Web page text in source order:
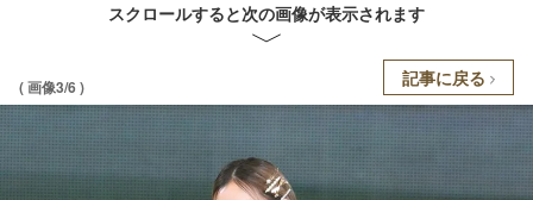
スクロールすると次の画像が表示されます
( 画像3/6 ) 記事に戻る